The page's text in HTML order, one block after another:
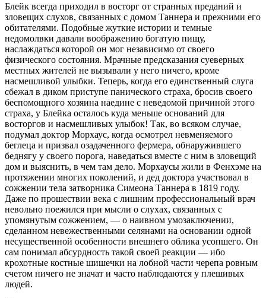
Блейк всегда приходил в восторг от странных преданий и
зловещих слухов, связанных с домом Таннера и прежними его
обитателями. Подобные жуткие истории и темные
недомолвки давали воображению богатую пищу,
наслаждаться которой он мог независимо от своего
физического состояния. Мрачные предсказания суеверных
местных жителей не вызывали у него ничего, кроме
насмешливой улыбки. Теперь, когда его единственный слуга
сбежал в диком приступе панического страха, бросив своего
беспомощного хозяина наедине с неведомой причиной этого
страха, у Блейка осталось куда меньше оснований для
восторгов и насмешливых улыбок! Так, во всяком случае,
подумал доктор Морхаус, когда осмотрел невменяемого
беглеца и призвал озадаченного фермера, обнаружившего
беднягу у своего порога, наведаться вместе с ним в зловещий
дом и выяснить, в чем там дело. Морхаусы жили в Фенхэме на
протяжении многих поколений, и дед доктора участвовал в
сожжении тела затворника Симеона Таннера в 1819 году.
Даже по прошествии века с лишним профессиональный врач
невольно поежился при мысли о слухах, связанных с
упомянутым сожжением, — о наивном умозаключении,
сделанном невежественными селянами на основании одной
несущественной особенности внешнего облика усопшего. Он
сам понимал абсурдность такой своей реакции — ибо
крохотные костные шишечки на лобной части черепа ровным
счетом ничего не значат и часто наблюдаются у плешивых
людей.